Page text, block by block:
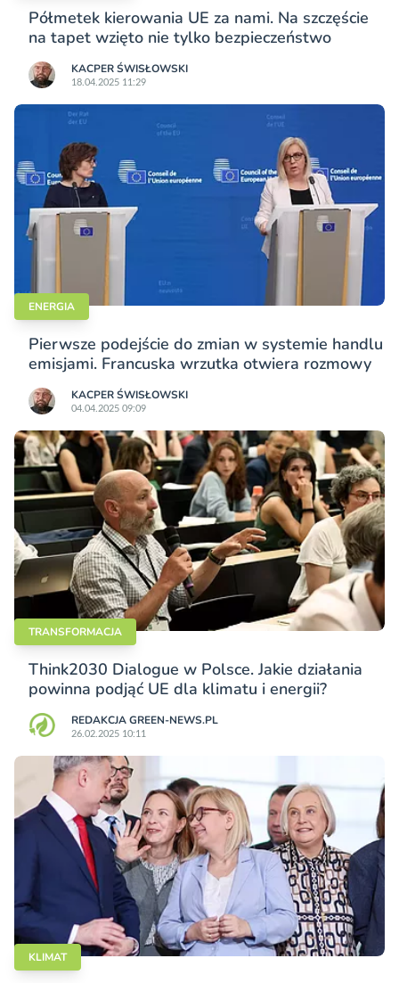
Półmetek kierowania UE za nami. Na szczęście
na tapet wzięto nie tylko bezpieczeństwo
KACPER ŚWISŁO­WSKI
18.04.2025 11:29
ENERGIA
Pierwsze podejście do zmian w systemie handlu
emisjami. Francuska wrzutka otwiera rozmowy
KACPER ŚWISŁO­WSKI
04.04.2025 09:09
TRANSFORMACJA
Think2030 Dialogue w Polsce. Jakie działania
powinna podjąć UE dla klimatu i energii?
REDAKCJA GREEN-NEWS.PL
26.02.2025 10:11
KLIMAT